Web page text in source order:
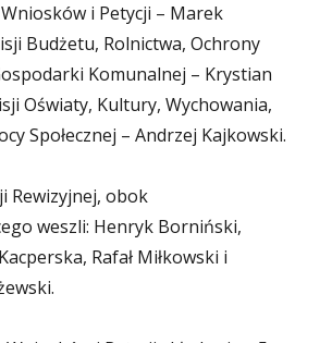
i Petycji – Marek
Budżetu, Rolnictwa, Ochrony
Komunalnej – Krystian
Oświaty, Kultury, Wychowania,
Społecznej – Andrzej Kajkowski.
Rewizyjnej, obok
weszli: Henryk Borniński,
Rafał Miłkowski i